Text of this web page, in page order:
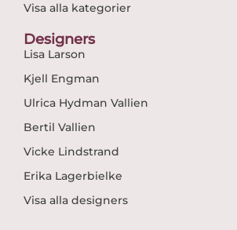
Visa alla kategorier
Designers
Lisa Larson
Kjell Engman
Ulrica Hydman Vallien
Bertil Vallien
Vicke Lindstrand
Erika Lagerbielke
Visa alla designers